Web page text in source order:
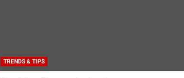
TRENDS & TIPS